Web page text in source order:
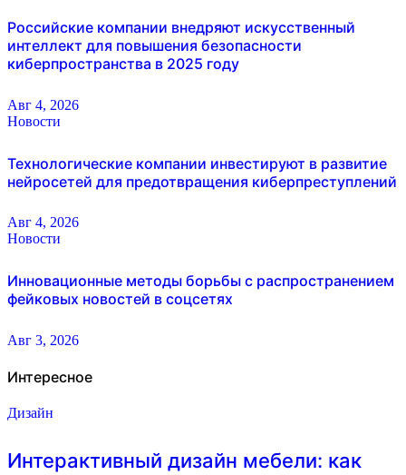
Российские компании внедряют искусственный
интеллект для повышения безопасности
киберпространства в 2025 году
Авг 4, 2026
Новости
Технологические компании инвестируют в развитие
нейросетей для предотвращения киберпреступлений
Авг 4, 2026
Новости
Инновационные методы борьбы с распространением
фейковых новостей в соцсетях
Авг 3, 2026
Интересное
Дизайн
Интерактивный дизайн мебели: как